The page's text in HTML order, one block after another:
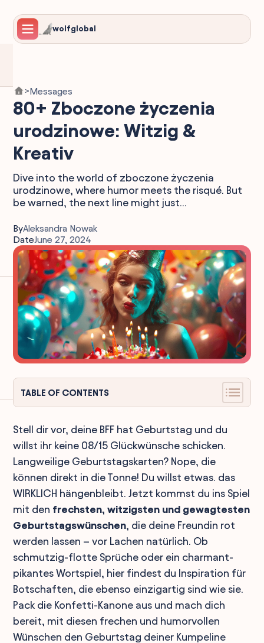
wolfglobal
>Messages
80+ Zboczone życzenia
urodzinowe: Witzig &
Kreativ
Dive into the world of zboczone życzenia
urodzinowe, where humor meets the risqué. But
be warned, the next line might just...
ByAleksandra Nowak
DateJune 27, 2024
TABLE OF CONTENTS
Stell dir vor, deine BFF hat Geburtstag und du
willst ihr keine 08/15 Glückwünsche schicken.
Langweilige Geburtstagskarten? Nope, die
können direkt in die Tonne! Du willst etwas. das
WIRKLICH hängenbleibt. Jetzt kommst du ins Spiel
mit den frechsten, witzigsten und gewagtesten
Geburtstagswünschen, die deine Freundin rot
werden lassen – vor Lachen natürlich. Ob
schmutzig-flotte Sprüche oder ein charmant-
pikantes Wortspiel, hier findest du Inspiration für
Botschaften, die ebenso einzigartig sind wie sie.
Pack die Konfetti-Kanone aus und mach dich
bereit, mit diesen frechen und humorvollen
Wünschen den Geburtstag deiner Kumpeline